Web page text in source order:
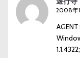
2008年